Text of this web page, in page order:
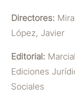
Directores:
López, Javier
Editorial:
Ediciones
Sociales